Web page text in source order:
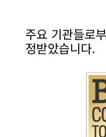
주요 기관들로
정받았습니다.